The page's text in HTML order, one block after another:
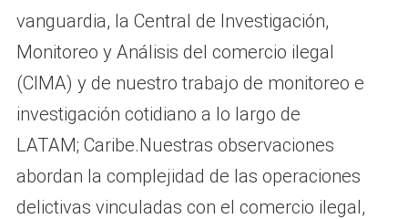
vanguardia, la Central de Investigación,
Monitoreo y Análisis del comercio ilegal
(CIMA) y de nuestro trabajo de monitoreo e
investigación cotidiano a lo largo de
LATAM; Caribe.Nuestras observaciones
abordan la complejidad de las operaciones
delictivas vinculadas con el comercio ilegal,